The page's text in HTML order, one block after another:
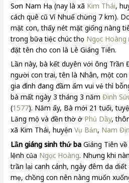
Sơn Nam Hạ (nay là xã Kim Thái,
cách quê cũ Vỉ Nhuế chừng 7 km).
mặt con, thấy nét mặt giống nàng
trong bữa tiệc chúc thọ Ngọc Hoàng
đặt tên cho con là Lê Giáng Tiên.
Lần này, bà kết duyên với ông
người con trai, tên là Nhân, một
gia đình đang đầm ấm vui vẻ thì
bà mất ngày 3 tháng 3 nămĐinh
(1577). Năm ấy, Bà mới 21 tuổi,
Lăng mộ và đền thờ ở Phủ Dầy,
xã Kim Thái, huyệnVụ Bản, Nam
Lần giáng sinh thứ baGiáng Tiên
lệnh của Ngọc Hoàng. Nhưng khi
trần lại canh cánh, ngày đêm da
mẹ, chồng con nên nàng muốn